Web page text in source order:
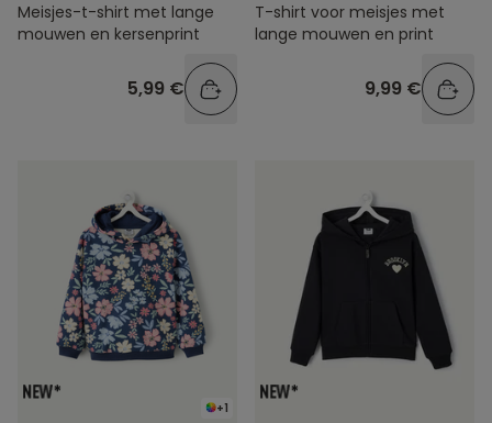
Meisjes-t-shirt met lange
mouwen en kersenprint
5,99 €
T-shirt voor meisjes met
lange mouwen en print
9,99 €
+1